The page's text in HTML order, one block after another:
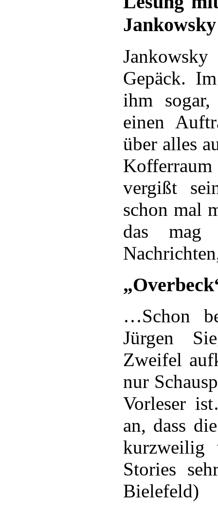
Jankowsky
Gepäck.
ihm
einen
über alles
vergißt
schon mal
das mag
…Schon
Jürgen
Zweifel
nur
Vorleser
an, dass
kurzweilig
Stories
Bielefeld)